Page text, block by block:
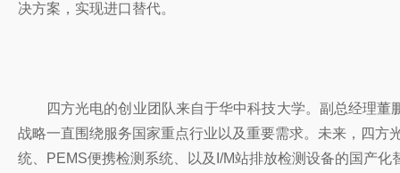
决方案，实现进口替代。
四方光电的创业团队来自于华中科技大学。副总经理
战略一直围绕服务国家重点行业以及重要需求。未来，四
统、PEMS便携检测系统、以及I/M站排放检测设备的国产